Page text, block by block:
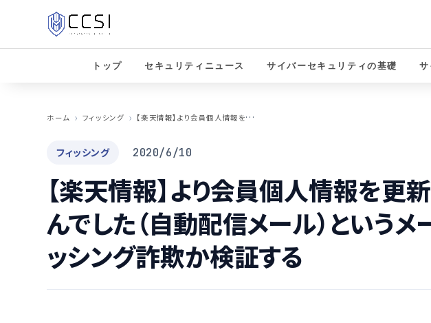
トップ セキュリティニュース サイバーセキュリティの基礎 サ
ホーム
フィッシング 【
楽天情報】より会員個人情報を更新できませんでした（自動配信メール）というメールがフィッシング詐欺か検証する
フィッシング 2020/6/10
【楽天情報】より会員個人情報を更
んでした（自動配信メール）というメ
ッシング詐欺か検証する